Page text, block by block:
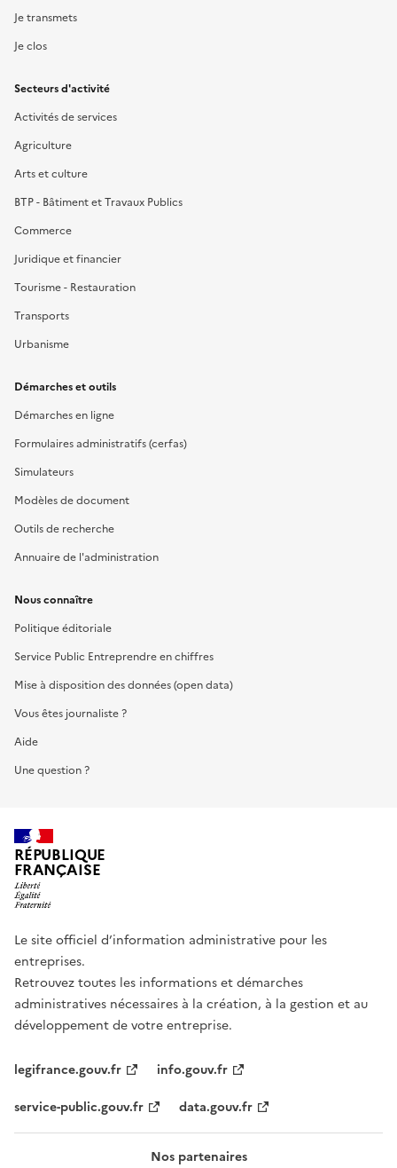
Je transmets
Je clos
Secteurs d'activité
Activités de services
Agriculture
Arts et culture
BTP - Bâtiment et Travaux Publics
Commerce
Juridique et financier
Tourisme - Restauration
Transports
Urbanisme
Démarches et outils
Démarches en ligne
Formulaires administratifs (cerfas)
Simulateurs
Modèles de document
Outils de recherche
Annuaire de l'administration
Nous connaître
Politique éditoriale
Service Public Entreprendre en chiffres
Mise à disposition des données (open data)
Vous êtes journaliste ?
Aide
Une question ?
RÉPUBLIQUE
FRANÇAISE
Le site officiel d’information administrative pour les
entreprises.
Retrouvez toutes les informations et démarches
administratives nécessaires à la création, à la gestion et au
développement de votre entreprise.
legifrance.gouv.fr
info.gouv.fr
service-public.gouv.fr
data.gouv.fr
Nos partenaires